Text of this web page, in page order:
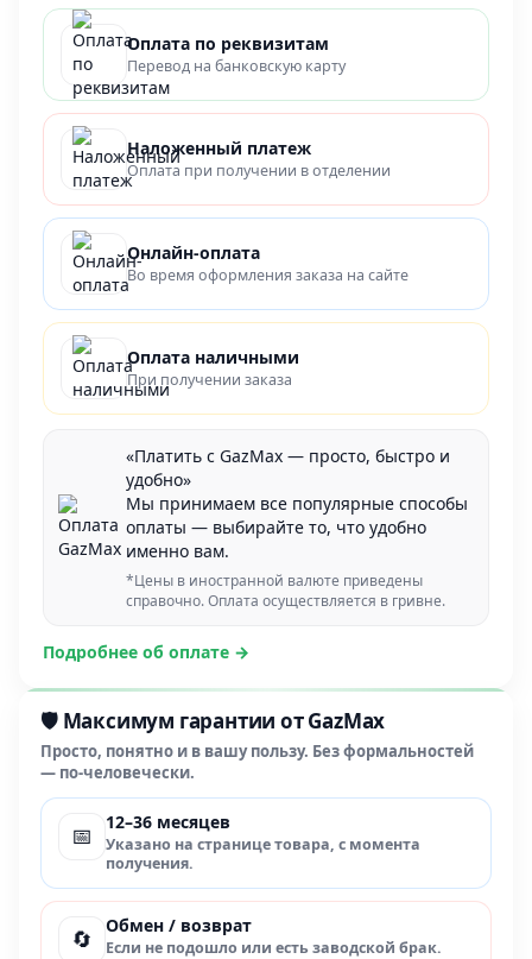
Оплата по реквизитам
Перевод на банковскую карту
Наложенный платеж
Оплата при получении в отделении
Онлайн-оплата
Во время оформления заказа на сайте
Оплата наличными
При получении заказа
«Платить с GazMax — просто, быстро и
удобно»
Мы принимаем все популярные способы
оплаты — выбирайте то, что удобно
именно вам.
*Цены в иностранной валюте приведены
справочно. Оплата осуществляется в гривне.
Подробнее об оплате →
🛡️ Максимум гарантии от GazMax
Просто, понятно и в вашу пользу. Без формальностей
— по-человечески.
📅 12–36 месяцев
Указано на странице товара, с момента
получения.
🔄 Обмен / возврат
Если не подошло или есть заводской брак.